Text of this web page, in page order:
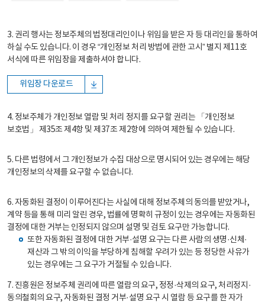
3. 권리 행사는 정보주체의 법정대리인이나 위임을 받은 자 등 대리인을 통하여
하실 수도 있습니다. 이 경우 “개인정보 처리 방법에 관한 고시” 별지 제11호
서식에 따른 위임장을 제출하셔야 합니다.
위임장 다운로드
4. 정보주체가 개인정보 열람 및 처리 정지를 요구할 권리는 「개인정보
보호법」 제35조 제4항 및 제37조 제2항에 의하여 제한될 수 있습니다.
5. 다른 법령에서 그 개인정보가 수집 대상으로 명시되어 있는 경우에는 해당
개인정보의 삭제를 요구할 수 없습니다.
6. 자동화된 결정이 이루어진다는 사실에 대해 정보주체의 동의를 받았거나,
계약 등을 통해 미리 알린 경우, 법률에 명확히 규정이 있는 경우에는 자동화된
결정에 대한 거부는 인정되지 않으며 설명 및 검토 요구만 가능합니다.
또한 자동화된 결정에 대한 거부·설명 요구는 다른 사람의 생명·신체·
재산과 그 밖의 이익을 부당하게 침해할 우려가 있는 등 정당한 사유가
있는 경우에는 그 요구가 거절될 수 있습니다.
7. 진흥원은 정보주체 권리에 따른 열람의 요구, 정정·삭제의 요구, 처리정지·
동의철회의 요구, 자동화된 결정 거부·설명 요구 시 열람 등 요구를 한 자가